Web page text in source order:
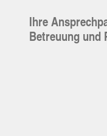
Ihre
Betreuung und